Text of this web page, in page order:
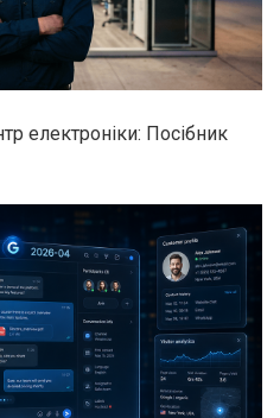
електроніки: Посібник